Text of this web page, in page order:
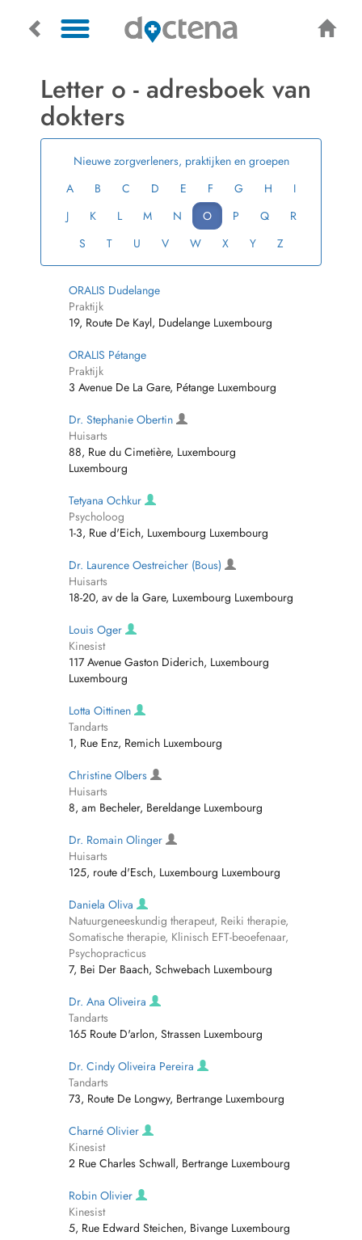
Letter o - adresboek van
dokters
Nieuwe zorgverleners, praktijken en groepen
A
B C D E F G H
I
J
K L M N O P Q
R
S
T U V W X Y Z
ORALIS Dudelange
Praktijk
19, Route De Kayl, Dudelange Luxembourg
ORALIS Pétange
Praktijk
3 Avenue De La Gare, Pétange Luxembourg
Dr. Stephanie Obertin
Huisarts
88, Rue du Cimetière, Luxembourg
Luxembourg
Tetyana Ochkur
Psycholoog
1-3, Rue d'Eich, Luxembourg Luxembourg
Dr. Laurence Oestreicher (Bous)
Huisarts
18-20, av de la Gare, Luxembourg Luxembourg
Louis Oger
Kinesist
117 Avenue Gaston Diderich, Luxembourg
Luxembourg
Lotta Oittinen
Tandarts
1, Rue Enz, Remich Luxembourg
Christine Olbers
Huisarts
8, am Becheler, Bereldange Luxembourg
Dr. Romain Olinger
Huisarts
125, route d'Esch, Luxembourg Luxembourg
Daniela Oliva
Natuurgeneeskundig therapeut, Reiki therapie,
Somatische therapie, Klinisch EFT-beoefenaar,
Psychopracticus
7, Bei Der Baach, Schwebach Luxembourg
Dr. Ana Oliveira
Tandarts
165 Route D'arlon, Strassen Luxembourg
Dr. Cindy Oliveira Pereira
Tandarts
73, Route De Longwy, Bertrange Luxembourg
Charné Olivier
Kinesist
2 Rue Charles Schwall, Bertrange Luxembourg
Robin Olivier
Kinesist
5, Rue Edward Steichen, Bivange Luxembourg